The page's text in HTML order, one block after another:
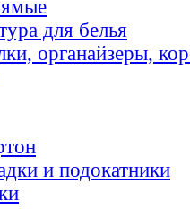
для белья
органайзеры,
и подокатники